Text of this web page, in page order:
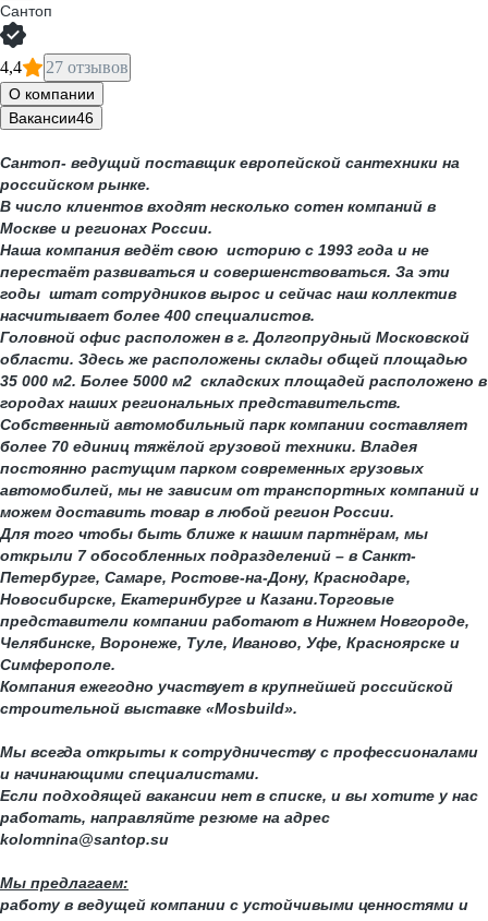
Сантоп
4,4 27 отзывов
О компании
Вакансии46
Сантоп- ведущий поставщик европейской сантехники на
российском рынке.
В число клиентов входят несколько сотен компаний в
Москве и регионах России.
Наша компания ведёт свою историю с 1993 года и не
перестаёт развиваться и совершенствоваться. За эти
годы штат сотрудников вырос и сейчас наш коллектив
насчитывает более 400 специалистов.
Головной офис расположен в г. Долгопрудный Московской
области. Здесь же расположены склады общей площадью
35 000 м2. Более 5000 м2 складских площадей расположено в
городах наших региональных представительств.
Собственный автомобильный парк компании составляет
более 70 единиц тяжёлой грузовой техники. Владея
постоянно растущим парком современных грузовых
автомобилей, мы не зависим от транспортных компаний и
можем доставить товар в любой регион России.
Для того чтобы быть ближе к нашим партнёрам, мы
открыли 7 обособленных подразделений – в Санкт-
Петербурге, Самаре, Ростове-на-Дону, Краснодаре,
Новосибирске, Екатеринбурге и Казани.Торговые
представители компании работают в Нижнем Новгороде,
Челябинске, Воронеже, Туле, Иваново, Уфе, Красноярске и
Симферополе.
Компания ежегодно участвует в крупнейшей российской
строительной выставке «Mosbuild».
Мы всегда открыты к сотрудничеству с профессионалами
и начинающими специалистами.
Если подходящей вакансии нет в списке, и вы хотите у нас
работать, направляйте резюме на адрес
kolomnina@santop.su
Мы предлагаем:
работу в ведущей компании с устойчивыми ценностями и